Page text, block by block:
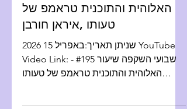
האלוהית והתוכנית טראמפ של
טעותו ,איראן חורבן
שניתן תאריך:באפריל 15 2026 YouTube
Video Link: שבועי השקפה שיעור #195 -
האלוהית והתוכנית טראמפ של טעותו